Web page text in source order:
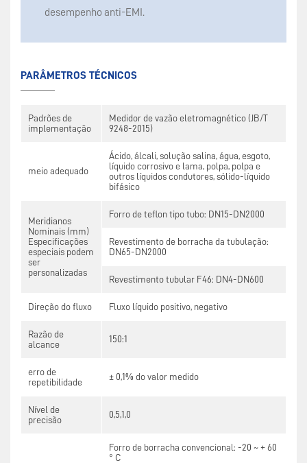
desempenho anti-EMI.
PARÂMETROS TÉCNICOS
Padrões de
implementação
Medidor de vazão eletromagnético (JB/T
9248-2015)
meio adequado
Ácido, álcali, solução salina, água, esgoto,
líquido corrosivo e lama, polpa, polpa e
outros líquidos condutores, sólido-líquido
bifásico
Meridianos
Nominais (mm)
Especificações
especiais podem
ser
personalizadas
Forro de teflon tipo tubo: DN15-DN2000
Revestimento de borracha da tubulação:
DN65-DN2000
Revestimento tubular F46: DN4-DN600
Direção do fluxo Fluxo líquido positivo, negativo
Razão de
alcance
150:1
erro de
repetibilidade
± 0,1% do valor medido
Nível de
precisão
0,5,1,0
Forro de borracha convencional: -20 ~ + 60
° C